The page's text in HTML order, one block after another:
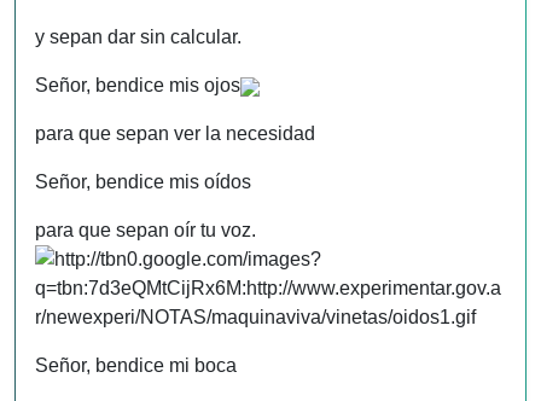
y sepan dar sin calcular.
Señor, bendice mis ojos
para que sepan ver la necesidad
Señor, bendice mis oídos
para que sepan oír tu voz.
Señor, bendice mi boca